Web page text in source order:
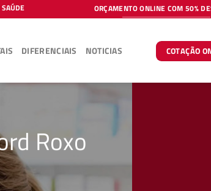
ORÇAMENTO ONLINE COM 50%
DIFERENCIAIS NOTICIAS COTAÇÃO
Roxo